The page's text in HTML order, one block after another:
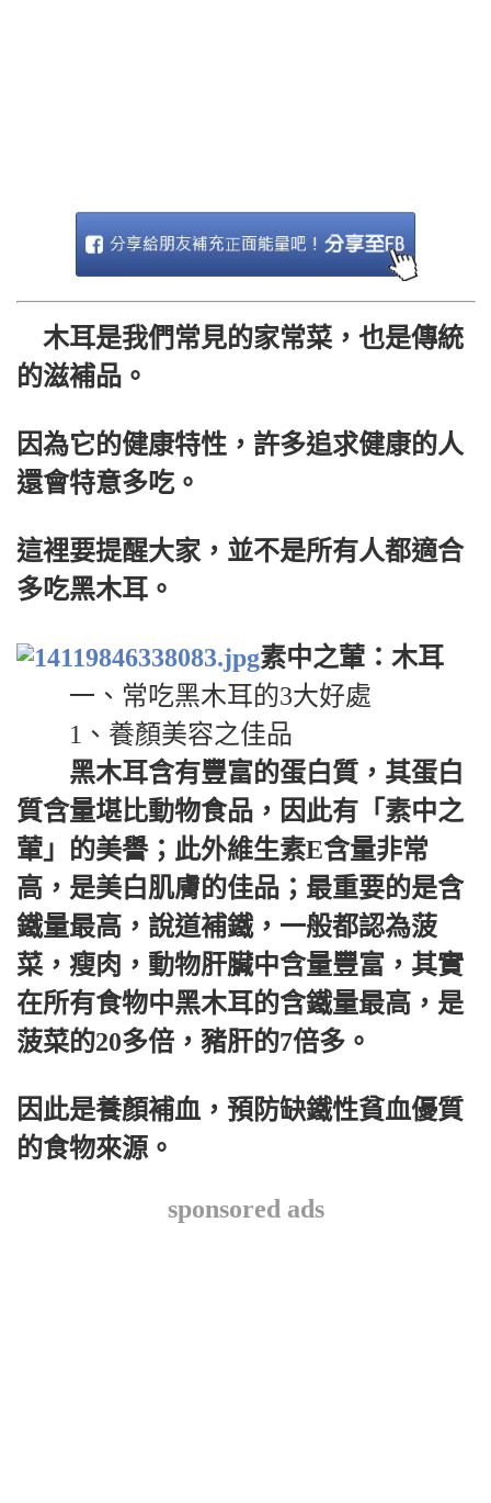
木耳是我們常見的家常菜，也是傳統
的滋補品。
因為它的健康特性，許多追求健康的人
還會特意多吃。
這裡要提醒大家，並不是所有人都適合
多吃黑木耳。
素中之葷：木耳
一、常吃黑木耳的3大好處
1、養顏美容之佳品
黑木耳含有豐富的蛋白質，其蛋白
質含量堪比動物食品，因此有「素中之
葷」的美譽；此外維生素E含量非常
高，是美白肌膚的佳品；最重要的是含
鐵量最高，說道補鐵，一般都認為菠
菜，瘦肉，動物肝臟中含量豐富，其實
在所有食物中黑木耳的含鐵量最高，是
菠菜的20多倍，豬肝的7倍多。
因此是養顏補血，預防缺鐵性貧血優質
的食物來源。
sponsored ads